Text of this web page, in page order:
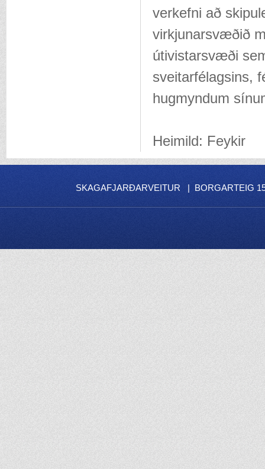
verkefni að
virkjunarsvæðið
útivistarsvæði
sveitarfélagsins,
hugmyndum
Heimild: Feykir
SKAGAFJARÐARVEITUR | BORGARTEIG